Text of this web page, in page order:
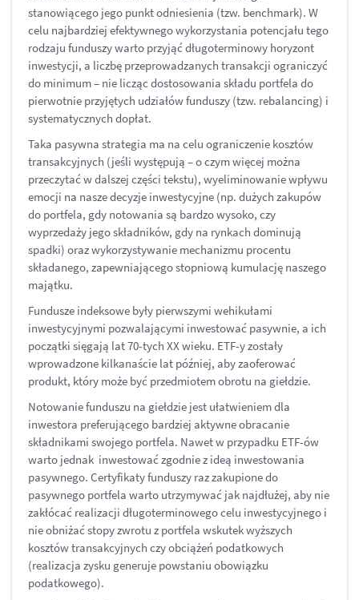
stanowiącego jego punkt odniesienia (tzw. benchmark). W
celu najbardziej efektywnego wykorzystania potencjału tego
rodzaju funduszy warto przyjąć długoterminowy horyzont
inwestycji, a liczbę przeprowadzanych transakcji ograniczyć
do minimum – nie licząc dostosowania składu portfela do
pierwotnie przyjętych udziałów funduszy (tzw. rebalancing) i
systematycznych dopłat.
Taka pasywna strategia ma na celu ograniczenie kosztów
transakcyjnych (jeśli występują – o czym więcej można
przeczytać w dalszej części tekstu), wyeliminowanie wpływu
emocji na nasze decyzje inwestycyjne (np. dużych zakupów
do portfela, gdy notowania są bardzo wysoko, czy
wyprzedaży jego składników, gdy na rynkach dominują
spadki) oraz wykorzystywanie mechanizmu procentu
składanego, zapewniającego stopniową kumulację naszego
majątku.
Fundusze indeksowe były pierwszymi wehikułami
inwestycyjnymi pozwalającymi inwestować pasywnie, a ich
początki sięgają lat 70-tych XX wieku. ETF-y zostały
wprowadzone kilkanaście lat później, aby zaoferować
produkt, który może być przedmiotem obrotu na giełdzie.
Notowanie funduszu na giełdzie jest ułatwieniem dla
inwestora preferującego bardziej aktywne obracanie
składnikami swojego portfela. Nawet w przypadku ETF-ów
warto jednak inwestować zgodnie z ideą inwestowania
pasywnego. Certyfikaty funduszy raz zakupione do
pasywnego portfela warto utrzymywać jak najdłużej, aby nie
zakłócać realizacji długoterminowego celu inwestycyjnego i
nie obniżać stopy zwrotu z portfela wskutek wyższych
kosztów transakcyjnych czy obciążeń podatkowych
(realizacja zysku generuje powstaniu obowiązku
podatkowego).